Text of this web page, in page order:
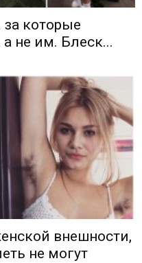
которые
не им. Блеск...
внешности,
не могут